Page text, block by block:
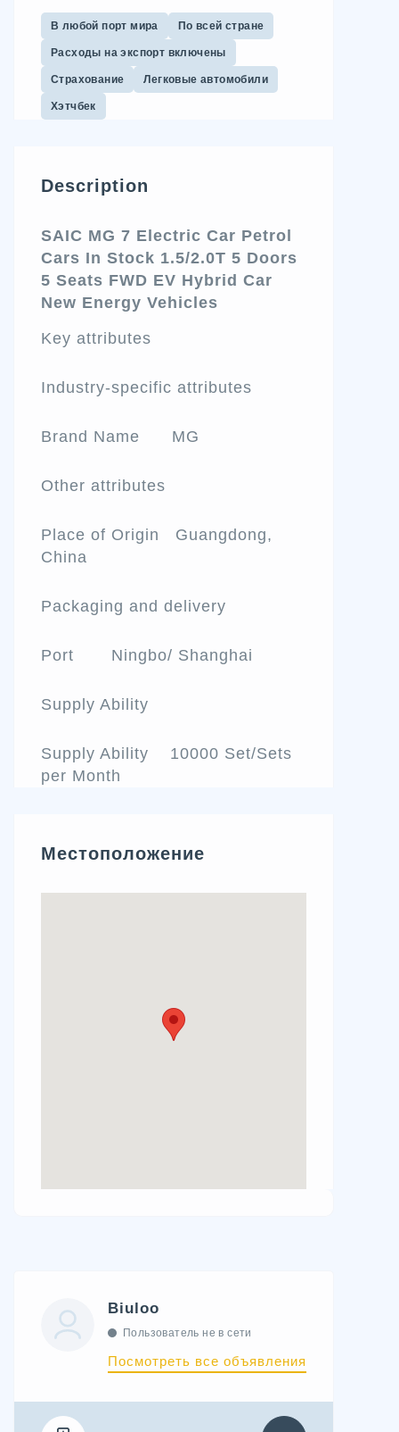
В любой порт мира По всей стране
Расходы на экспорт включены
Страхование Легковые автомобили
Хэтчбек
Description
SAIC MG 7 Electric Car Petrol
Cars In Stock 1.5/2.0T 5 Doors
5 Seats FWD EV Hybrid Car
New Energy Vehicles
Key attributes
Industry-specific attributes
Brand Name MG
Other attributes
Place of Origin Guangdong,
China
Packaging and delivery
Port Ningbo/ Shanghai
Supply Ability
Supply Ability 10000 Set/Sets
per Month
Местоположение
Biuloo
Пользователь не в сети
Посмотреть все объявления